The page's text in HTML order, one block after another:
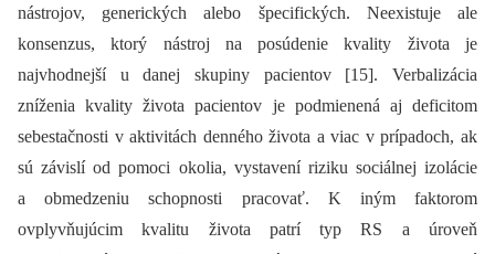
nástrojov, generických alebo špecifických. Neexistuje ale
konsenzus, ktorý nástroj na posúdenie kvality života je
najvhodnejší u danej skupiny pacientov [15]. Verbalizácia
zníženia kvality života pacientov je podmienená aj deficitom
sebestačnosti v aktivitách denného života a viac v prípadoch, ak
sú závislí od pomoci okolia, vystavení riziku sociálnej izolácie
a obmedzeniu schopnosti pracovať. K iným faktorom
ovplyvňujúcim kvalitu života patrí typ RS a úroveň